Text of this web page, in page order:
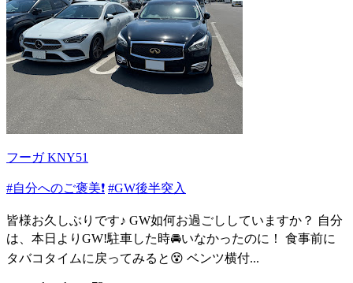
フーガ KNY51
#自分へのご褒美❗️ #GW後半突入
皆様お久しぶりです♪ GW如何お過ごししていますか？ 自分
は、本日よりGW!駐車した時🚘いなかったのに！ 食事前に
タバコタイムに戻ってみると😵 ベンツ横付...